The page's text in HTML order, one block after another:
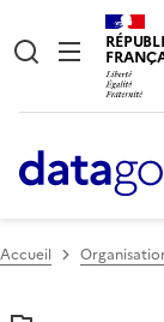
Accueil